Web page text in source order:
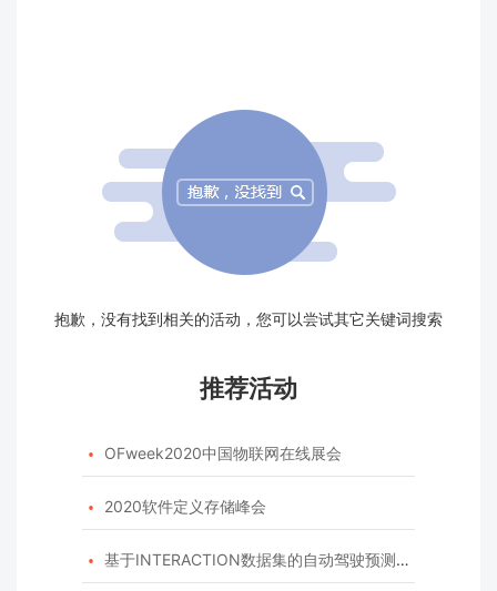
抱歉，没有找到相关的活动，您可以尝试其它关键词搜索
推荐活动
 OFweek2020中国物联网在线展会
 2020软件定义存储峰会
 基于INTERACTION数据集的自动驾驶预测模型挑战赛